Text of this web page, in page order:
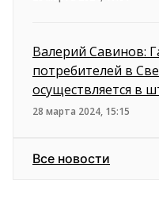
Валерий Савинов:
потребителей в
осуществляется в
28 марта 2024, 15:15
Все новости